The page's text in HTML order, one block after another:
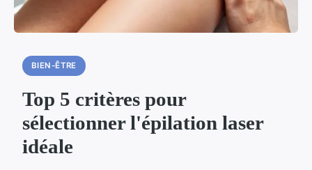
BIEN-ÊTRE
Top 5 critères pour
sélectionner l'épilation laser
idéale